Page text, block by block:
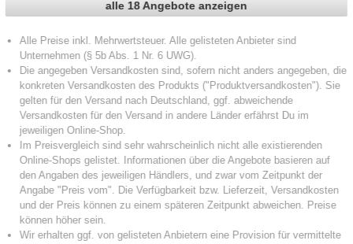
alle 18 Angebote anzeigen